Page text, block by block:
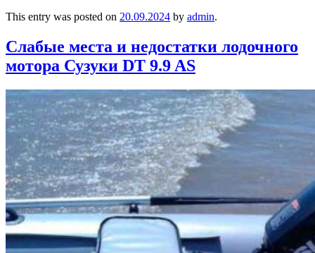
This entry was posted on 20.09.2024 by admin.
Слабые места и недостатки лодочного
мотора Сузуки DT 9.9 AS